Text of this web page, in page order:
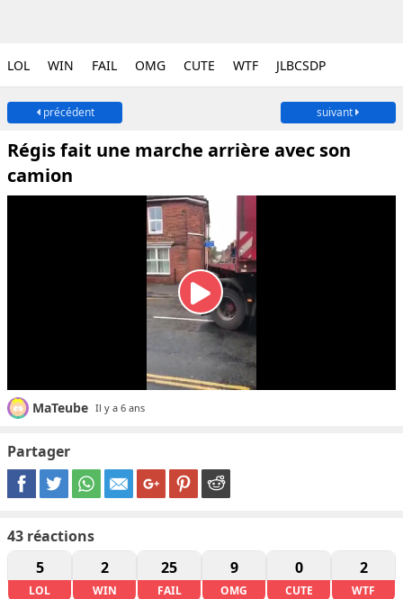
LOL WIN FAIL OMG CUTE WTF JLBCSDP
précédent suivant
Régis fait une marche arrière avec son
camion
MaTeube Il y a 6 ans
Partager
43 réactions
5
LOL
2
WIN
25
FAIL
9
OMG
0
CUTE
2
WTF